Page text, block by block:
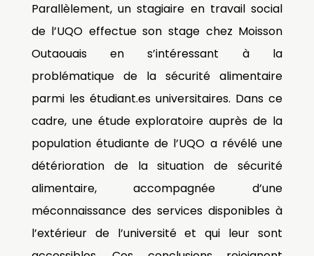
Parallèlement, un stagiaire en travail social
de l’UQO effectue son stage chez Moisson
Outaouais en s’intéressant à la
problématique de la sécurité alimentaire
parmi les étudiant.es universitaires. Dans ce
cadre, une étude exploratoire auprès de la
population étudiante de l’UQO a révélé une
détérioration de la situation de sécurité
alimentaire, accompagnée d’une
méconnaissance des services disponibles à
l’extérieur de l’université et qui leur sont